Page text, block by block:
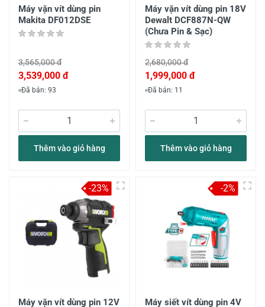
Máy vặn vít dùng pin
Makita DF012DSE
3,565,000 đ
3,539,000 đ
Đã bán: 93
Thêm vào giỏ hàng
Máy vặn vít dùng pin 18V
Dewalt DCF887N-QW
(Chưa Pin & Sạc)
2,680,000 đ
1,999,000 đ
Đã bán: 11
Thêm vào giỏ hàng
Máy vặn vít dùng pin 12V
-23%
Máy siết vít dùng pin 4V
-2%